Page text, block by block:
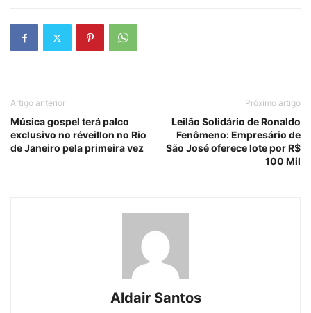
Artigo anterior
Música gospel terá palco
exclusivo no réveillon no Rio
de Janeiro pela primeira vez
Próximo artigo
Leilão Solidário de Ronaldo
Fenômeno: Empresário de
São José oferece lote por R$
100 Mil
Aldair Santos